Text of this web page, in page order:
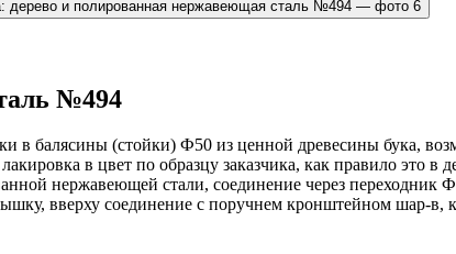
№494
балясины (стойки) Ф50 из ценной древесины бука,
в цвет по образцу заказчика, как правило это в
нержавеющей стали, соединение через переходник
вверху соединение с поручнем кронштейном шар-в,